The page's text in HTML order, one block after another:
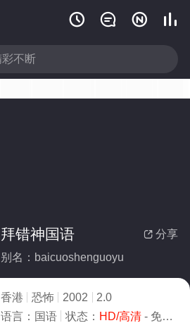
   
 分享
拜错神国语
别名：baicuoshenguoyu
香港 恐怖 2002
2.0
语言： 国语 状态： HD/高清- 免费在线观看